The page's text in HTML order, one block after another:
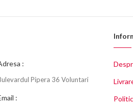
:
Pipera 36 Voluntari
: